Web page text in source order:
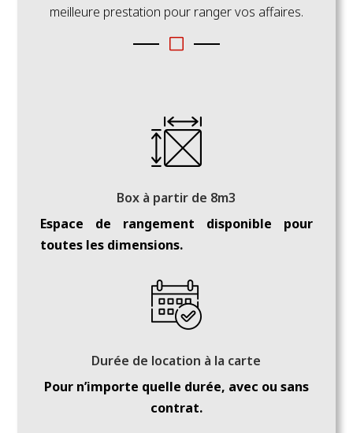
meilleure prestation pour ranger vos affaires.
V
Box à partir de 8m3
Espace de rangement disponible pour
toutes les dimensions.
Durée de location à la carte
Pour n’importe quelle durée, avec ou sans
contrat.